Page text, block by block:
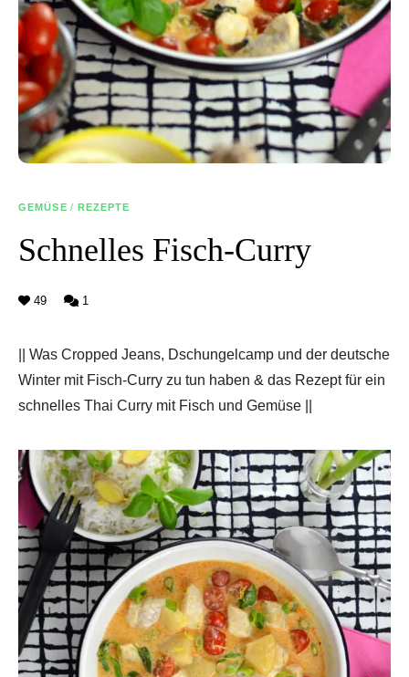
GEMÜSE / REZEPTE
Schnelles Fisch-Curry
49 1
|| Was Cropped Jeans, Dschungelcamp und der deutsche
Winter mit Fisch-Curry zu tun haben & das Rezept für ein
schnelles Thai Curry mit Fisch und Gemüse ||